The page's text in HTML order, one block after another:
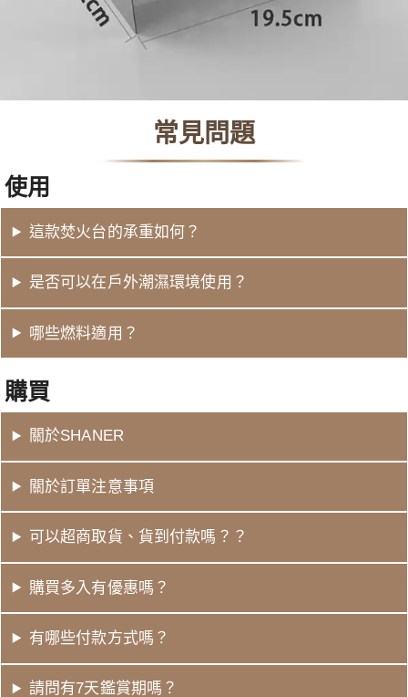
常見問題
使用
這款焚火台的承重如何？
是否可以在戶外潮濕環境使用？
哪些燃料適用？
購買
關於SHANER
關於訂單注意事項
可以超商取貨、貨到付款嗎？？
購買多入有優惠嗎？
有哪些付款方式嗎？
請問有7天鑑賞期嗎？